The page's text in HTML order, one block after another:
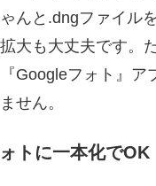
んと.dngファイル
大も大丈夫です。
Googleフォト』ア
せん。
トに一本化でOK